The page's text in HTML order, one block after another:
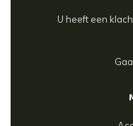
U heeft een